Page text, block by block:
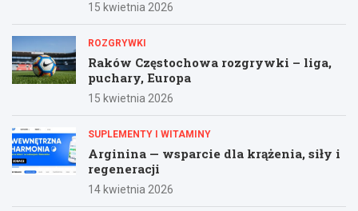
15 kwietnia 2026
ROZGRYWKI
Raków Częstochowa rozgrywki – liga,
puchary, Europa
15 kwietnia 2026
SUPLEMENTY I WITAMINY
Arginina — wsparcie dla krążenia, siły i
regeneracji
14 kwietnia 2026